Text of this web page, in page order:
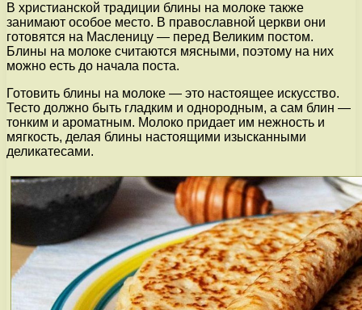
В христианской традиции блины на молоке также
занимают особое место. В православной церкви они
готовятся на Масленицу — перед Великим постом.
Блины на молоке считаются мясными, поэтому на них
можно есть до начала поста.
Готовить блины на молоке — это настоящее искусство.
Тесто должно быть гладким и однородным, а сам блин —
тонким и ароматным. Молоко придает им нежность и
мягкость, делая блины настоящими изысканными
деликатесами.